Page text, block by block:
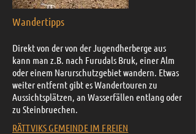
Wandertipps
Direkt von der von der Jugendherberge aus
kann man z.B. nach Furudals Bruk, einer Alm
oder einem Narurschutzgebiet wandern. Etwas
weiter entfernt gibt es Wandertouren zu
Aussichtsplätzen, an Wasserfällen entlang oder
zu Steinbruechen.
RÄTTVIKS GEMEINDE IM FREIEN